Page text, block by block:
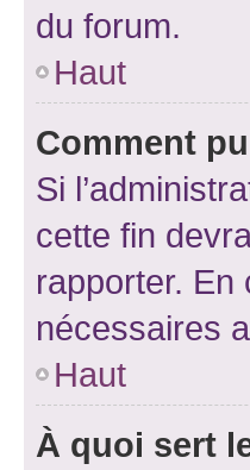
du forum.
Haut
Comment
Si
cette fin
rapporter.
nécessaires
Haut
À quoi sert